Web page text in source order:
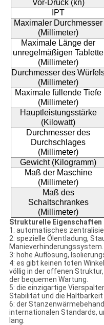
Vor-Druck (kn)
IPT
Maximaler Durchmesser
(Millimeter)
Maximale Länge der
unregelmäßigen Tablette
(Millimeter)
Durchmesser des
(Millimeter)
Maximale füllende Tiefe
(Millimeter)
Hauptleistungsstärke
(Kilowatt)
Durchmesser des
Durchschlages
(Millimeter)
Gewicht (Kilogramm)
Maß der Maschine
(Millimeter)
Maß des
Schaltschrankes
(Millimeter)
Strukturelle Eigenschaften
1: automatisches
2: spezielle Ölentladung,
Manieverhinderungssystem.
3: hohe Auflösung,
4: es gibt keinen toten
völlig in der offenen
der bequemen Wartung.
5: die einzigartige
Stabilität und die
6: der
internationalen Standards,
lang.